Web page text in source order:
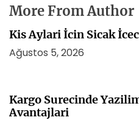
More From Author
Kis Aylari İcin Sicak
Ağustos 5, 2026
Kargo Surecinde
Avantajlari